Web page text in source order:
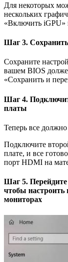
Для некоторых
нескольких
«Включить iGPU»
Шаг 3. Сохранить
Сохраните
вашем BIOS
«Сохранить и
Шаг 4.
платы
Теперь все
Подключите
плате, и все
порт HDMI на
Шаг 5.
чтобы настроить
мониторах